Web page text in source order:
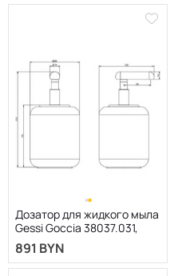
Дозатор для жидкого мыла
Gessi Goccia 38037.031,
белый
891 BYN